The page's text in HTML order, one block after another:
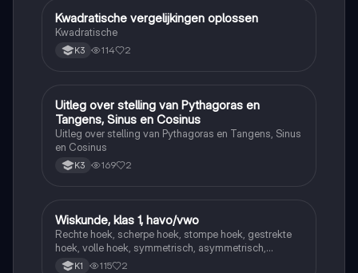
Wiskunde
Kwadratische vergelijkingen oplossen
Kwadratische
K3 114 2
Wiskunde
Uitleg over stelling van Pythagoras en
Tangens, Sinus en Cosinus
Uitleg over stelling van Pythagoras en Tangens, Sinus
en Cosinus
K3 169 2
Wiskunde
Wiskunde, klas 1, havo/vwo
Rechte hoek, scherpe hoek, stompe hoek, gestrekte
hoek, volle hoek, symmetrisch, asymmetrisch,
puntsymetrisch
K1 115 2